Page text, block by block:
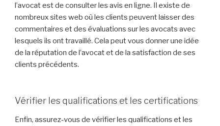
l’avocat est de consulter les avis en ligne. Il existe de
nombreux sites web où les clients peuvent laisser des
commentaires et des évaluations sur les avocats avec
lesquels ils ont travaillé. Cela peut vous donner une idée
de la réputation de l’avocat et de la satisfaction de ses
clients précédents.
Vérifier les qualifications et les certifications
Enfin, assurez-vous de vérifier les qualifications et les